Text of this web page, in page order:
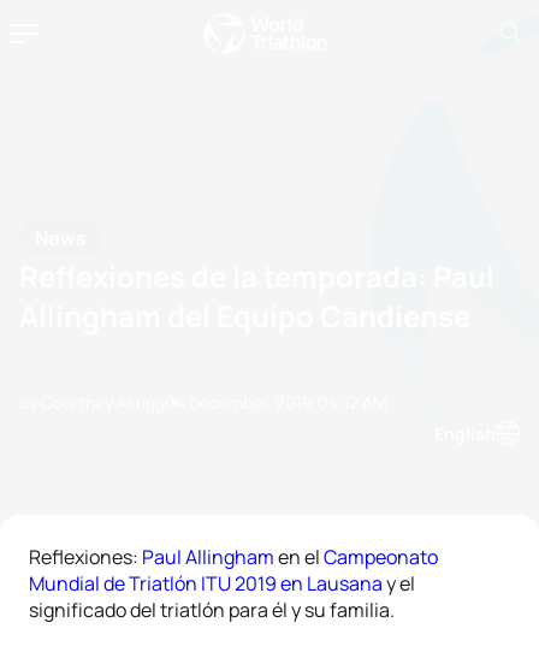
Reflexiones: Paul Allinghamen elCampeonato
Mundial de Triatlón ITU 2019 en Lausanay el
significado del triatlón para él y su familia.